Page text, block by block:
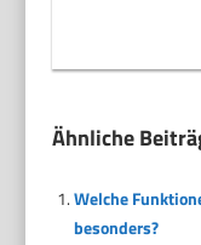
Ähnliche
Welche
besonders?